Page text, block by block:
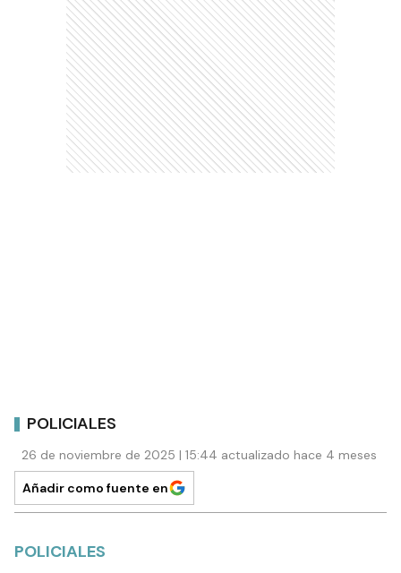
POLICIALES
26 de noviembre de 2025 | 15:44 actualizado hace 4 meses
Añadir como fuente en
POLICIALES